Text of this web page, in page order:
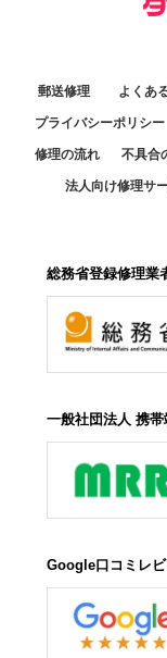
郵送修理 よくあ
プライバシーポリシー
修理の流れ 不具合
法人向け修理サ
総務省登録修理業
一般社団法人 携
Google口コミレ